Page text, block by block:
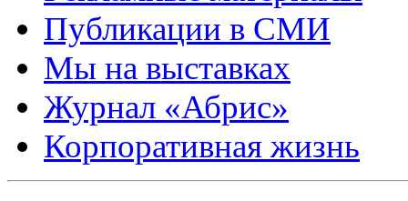
Публикации в СМИ
Мы на выставках
Журнал «Абрис»
Корпоративная жизнь